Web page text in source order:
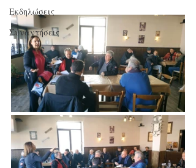
Εκδηλώσεις
Συναντήσεις